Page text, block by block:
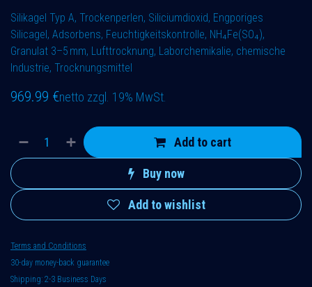
Silikagel Typ A, Trockenperlen, Siliciumdioxid, Engporiges
Silicagel, Adsorbens, Feuchtigkeitskontrolle, NH₄Fe(SO₄),
Granulat 3–5 mm, Lufttrocknung, Laborchemikalie, chemische
Industrie, Trocknungsmittel
969.99 €netto zzgl. 19% MwSt.
Add to cart
Buy now
Add to wishlist
Terms and Conditions
30-day money-back guarantee
Shipping: 2-3 Business Days